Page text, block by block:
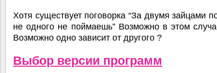
Хотя существует поговорка “За двумя зайцами
не одного не поймаешь” Возможно в этом
Возможно одно зависит от другого ?
Выбор версии программ